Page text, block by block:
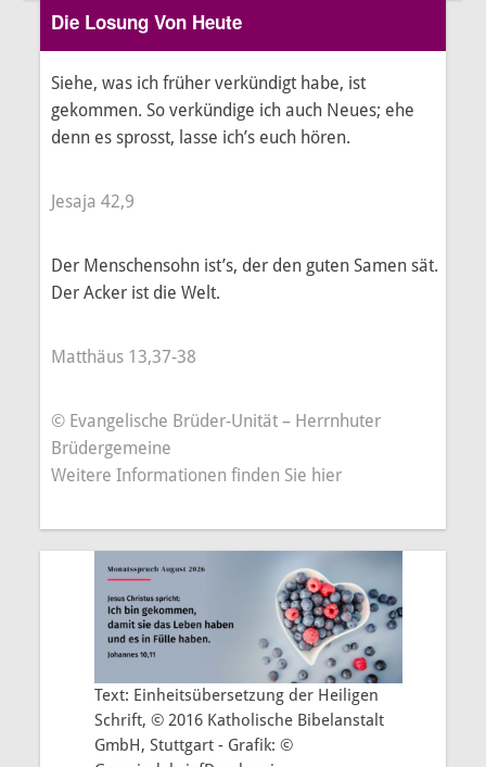
Die Losung Von Heute
Siehe, was ich früher verkündigt habe, ist
gekommen. So verkündige ich auch Neues; ehe
denn es sprosst, lasse ich’s euch hören.
Jesaja 42,9
Der Menschensohn ist’s, der den guten Samen sät.
Der Acker ist die Welt.
Matthäus 13,37-38
© Evangelische Brüder-Unität – Herrnhuter
Brüdergemeine
Weitere Informationen finden Sie hier
Text: Einheitsübersetzung der Heiligen
Schrift, © 2016 Katholische Bibelanstalt
GmbH, Stuttgart - Grafik: ©